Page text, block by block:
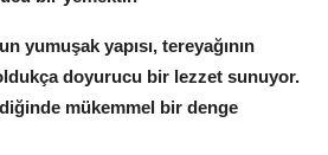
yumuşak yapısı, tereyağının
doyurucu bir lezzet sunuyor.
mükemmel bir denge